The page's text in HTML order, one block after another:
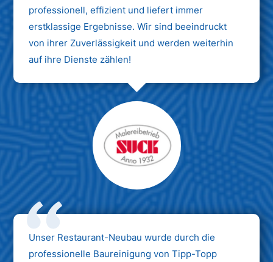
professionell, effizient und liefert immer
erstklassige Ergebnisse. Wir sind beeindruckt
von ihrer Zuverlässigkeit und werden weiterhin
auf ihre Dienste zählen!
Unser Restaurant-Neubau wurde durch die
professionelle Baureinigung von Tipp-Topp